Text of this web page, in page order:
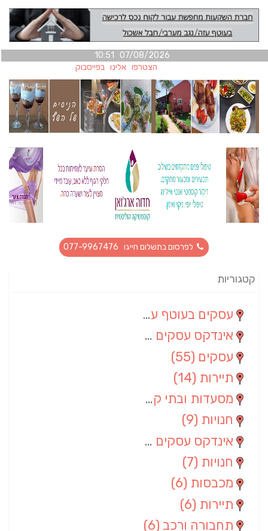
07/08/2026 10:51
הצטרפו אלינו בפייסבוק
לפרסום בתשלום חייגו 077-9967476
קטגוריות
עסקים בעוטף עזה
אינדקס עסקים מרחבי
עסקים (55)
תיירות (14)
מסעדות ובתי קפה
חנויות (9)
אינדקס עסקים ארצי
חנויות (7)
מכבסות (6)
תיירות (6)
תחבורה ורכב (6)